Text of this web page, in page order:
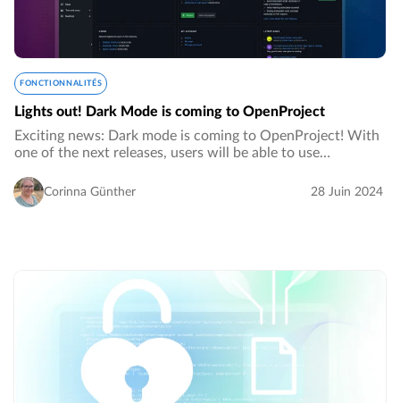
FONCTIONNALITÉS
Lights out! Dark Mode is coming to OpenProject
Exciting news: Dark mode is coming to OpenProject! With
one of the next releases, users will be able to use
and a personal preference - anyone who…
Corinna Günther 28 Juin 2024